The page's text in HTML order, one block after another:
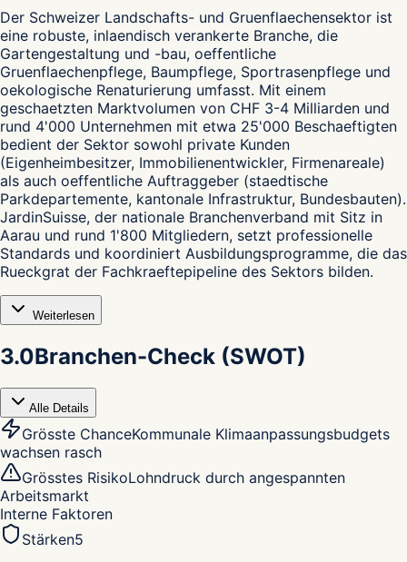
Der Schweizer Landschafts- und Gruenflaechensektor ist
eine robuste, inlaendisch verankerte Branche, die
Gartengestaltung und -bau, oeffentliche
Gruenflaechenpflege, Baumpflege, Sportrasenpflege und
oekologische Renaturierung umfasst. Mit einem
geschaetzten Marktvolumen von CHF 3-4 Milliarden und
rund 4'000 Unternehmen mit etwa 25'000 Beschaeftigten
bedient der Sektor sowohl private Kunden
(Eigenheimbesitzer, Immobilienentwickler, Firmenareale)
als auch oeffentliche Auftraggeber (staedtische
Parkdepartemente, kantonale Infrastruktur, Bundesbauten).
JardinSuisse, der nationale Branchenverband mit Sitz in
Aarau und rund 1'800 Mitgliedern, setzt professionelle
Standards und koordiniert Ausbildungsprogramme, die das
Rueckgrat der Fachkraeftepipeline des Sektors bilden.
Weiterlesen
3.0Branchen-Check (SWOT)
Alle Details
Grösste ChanceKommunale Klimaanpassungsbudgets
wachsen rasch
Grösstes RisikoLohndruck durch angespannten
Arbeitsmarkt
Interne Faktoren
Stärken5